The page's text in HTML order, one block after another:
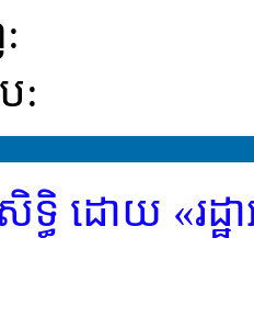
:
ធិ ដោយ «រដ្